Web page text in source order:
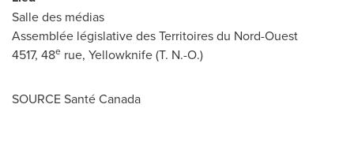
Salle des médias
Assemblée législative des Territoires du Nord-Ouest
4517, 48e rue, Yellowknife(T. N.-O.)
SOURCE SantéCanada